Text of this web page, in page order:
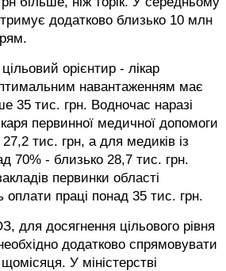
додатково близько 10 млн
орієнтир - лікар
навантаженням має
35 тис. грн. Водночас наразі
первинної медичної допомоги
тис. грн, а для медиків із
70% - близько 28,7 тис. грн.
первинки області
оплати праці понад 35 тис. грн.
для досягнення цільового рівня
додатково спрямовувати
У міністерстві